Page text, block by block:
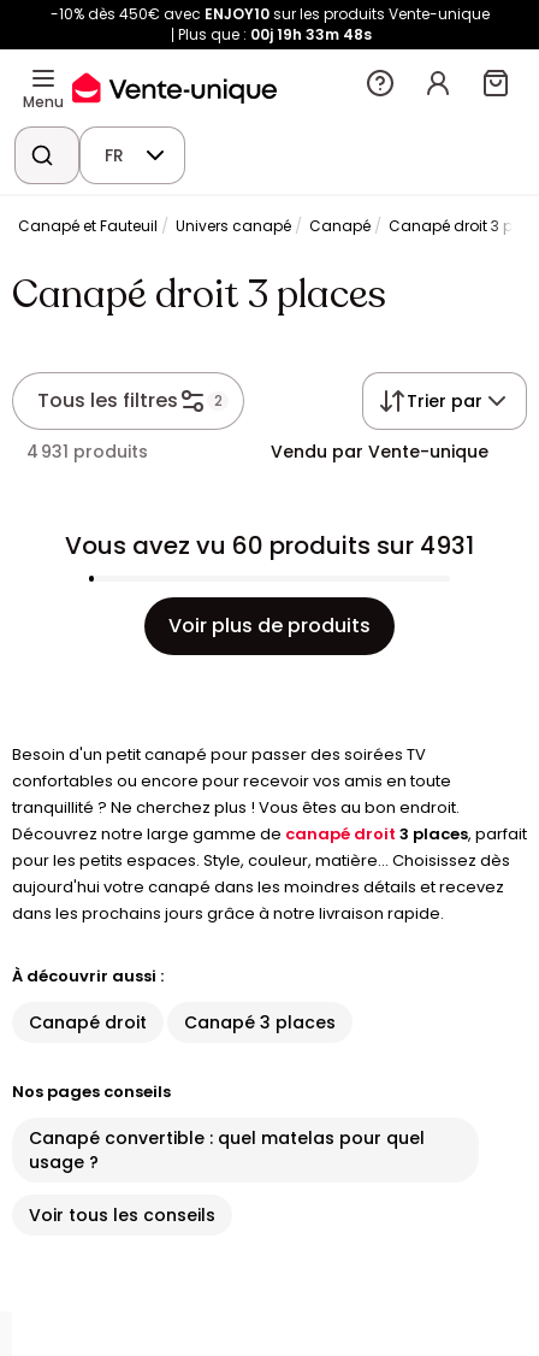
-10% dès 450€ avec ENJOY10sur les produits Vente-unique
Plus que : 00j19h 33m 48s
Menu
FR
Canapé et Fauteuil Univers canapé Canapé Canapé droit 3
Canapé droit 3 places
Tous les filtres 2 Trier par
4 931 produits Vendu par Vente-unique
Vous avez vu 60 produits sur 4931
Voir plus de produits
Besoin d'un petit canapé pour passer des soirées TV
confortables ou encore pour recevoir vos amis en toute
tranquillité ? Ne cherchez plus ! Vous êtes au bon endroit.
Découvrez notre large gamme de canapé droit 3 places, parfait
pour les petits espaces. Style, couleur, matière... Choisissez dès
aujourd'hui votre canapé dans les moindres détails et recevez
dans les prochains jours grâce à notre livraison rapide.
À découvrir aussi :
Canapé droit Canapé 3 places
Nos pages conseils
Canapé convertible : quel matelas pour quel
usage ?
Voir tous les conseils